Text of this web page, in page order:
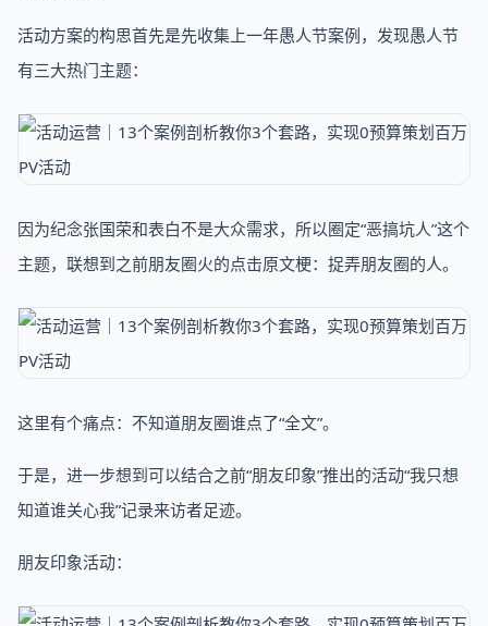
活动方案的构思首先是先收集上一年愚人节案例，发现愚人节
有三大热门主题：
因为纪念张国荣和表白不是大众需求，所以圈定“恶搞坑人”这个
主题，联想到之前朋友圈火的点击原文梗：捉弄朋友圈的人。
这里有个痛点：不知道朋友圈谁点了“全文”。
于是，进一步想到可以结合之前“朋友印象”推出的活动“我只想
知道谁关心我”记录来访者足迹。
朋友印象活动：